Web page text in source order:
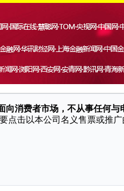
关于谨防诈骗的严
本公司名义、对外销售电影票
向消费者市场，不从事任何
点击以本公司名义售票或推